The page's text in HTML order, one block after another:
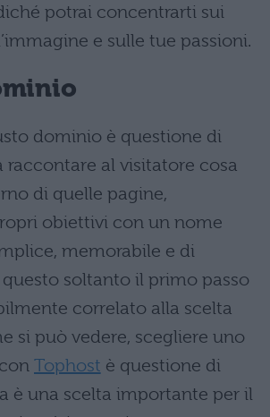
potrai concentrarti sui
e sulle tue passioni.
dominio è questione di
raccontare al visitatore cosa
di quelle pagine,
obiettivi con un nome
memorabile e di
soltanto il primo passo
correlato alla scelta
si può vedere, scegliere uno
Tophost è questione di
è una scelta importante per il